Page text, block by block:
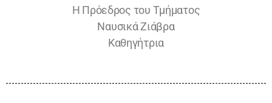
Η Πρόεδρος του Τμήματος
Ναυσικά Ζιάβρα
Καθηγήτρια